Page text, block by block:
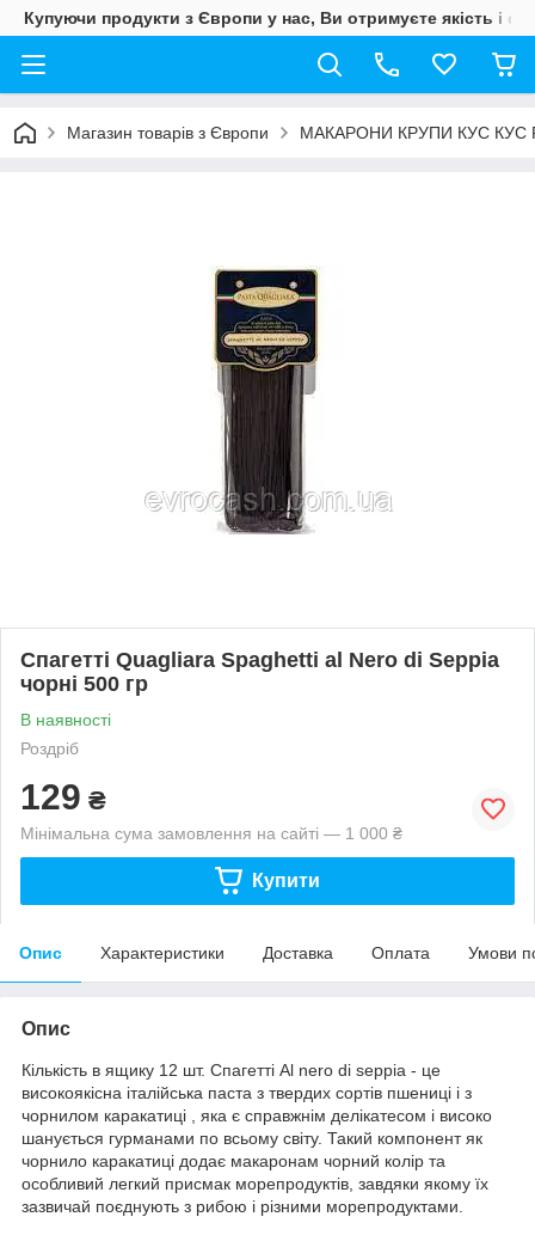
Купуючи продукти з Європи у нас, Ви отримуєте якість і
Магазин товарів з Європи МАКАРОНИ КРУПИ КУС КУС
Спагетті Quagliara Spaghetti al Nero di Seppia
чорні 500 гр
В наявності
Роздріб
129 ₴
Мінімальна сума замовлення на сайті — 1 000 ₴
Купити
Опис Характеристики Доставка Оплата Умови
Опис
Кількість в ящику 12 шт. Спагетті Al nero di seppia - це
високоякісна італійська паста з твердих сортів пшениці і з
чорнилом каракатиці , яка є справжнім делікатесом і високо
шанується гурманами по всьому світу. Такий компонент як
чорнило каракатиці додає макаронам чорний колір та
особливий легкий присмак морепродуктів, завдяки якому їх
зазвичай поєднують з рибою і різними морепродуктами.